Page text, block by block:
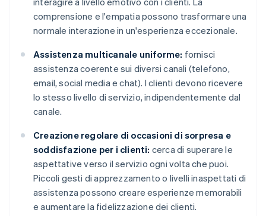
comprensione e l'empatia possono trasformare una
normale interazione in un'esperienza eccezionale.
Assistenza multicanale uniforme: fornisci
assistenza coerente sui diversi canali (telefono,
email, social media e chat). I clienti devono ricevere
lo stesso livello di servizio, indipendentemente dal
canale.
Creazione regolare di occasioni di sorpresa e
soddisfazione per i clienti: cerca di superare le
aspettative verso il servizio ogni volta che puoi.
Piccoli gesti di apprezzamento o livelli inaspettati di
assistenza possono creare esperienze memorabili
e aumentare la fidelizzazione dei clienti.